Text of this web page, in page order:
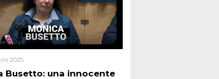
Busetto: una innocente
2025